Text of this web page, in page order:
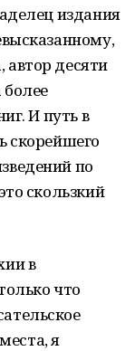
издания
десяти
более
И путь в
скорейшего
по
скользкий
в
что
я